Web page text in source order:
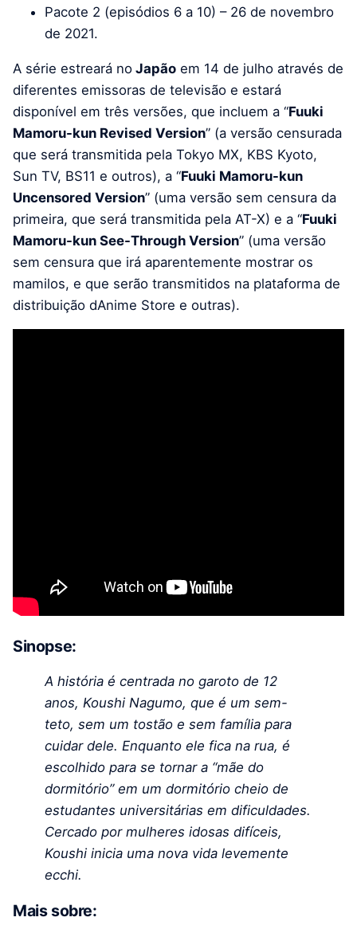
Pacote 2 (episódios 6 a 10) – 26 de novembro
de 2021.
A série estreará no Japão em 14 de julho através de
diferentes emissoras de televisão e estará
disponível em três versões, que incluem a “Fuuki
Mamoru-kun Revised Version” (a versão censurada
que será transmitida pela Tokyo MX, KBS Kyoto,
Sun TV, BS11 e outros), a “Fuuki Mamoru-kun
Uncensored Version” (uma versão sem censura da
primeira, que será transmitida pela AT-X) e a “Fuuki
Mamoru-kun See-Through Version” (uma versão
sem censura que irá aparentemente mostrar os
mamilos, e que serão transmitidos na plataforma de
distribuição dAnime Store e outras).
Sinopse:
A história é centrada no garoto de 12
anos, Koushi Nagumo, que é um sem-
teto, sem um tostão e sem família para
cuidar dele. Enquanto ele fica na rua, é
escolhido para se tornar a “mãe do
dormitório” em um dormitório cheio de
estudantes universitárias em dificuldades.
Cercado por mulheres idosas difíceis,
Koushi inicia uma nova vida levemente
ecchi.
Mais sobre: